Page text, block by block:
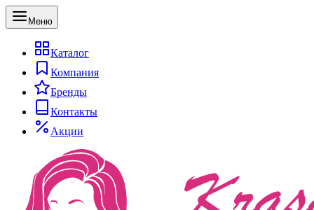
Меню
Каталог
Компания
Бренды
Контакты
Акции